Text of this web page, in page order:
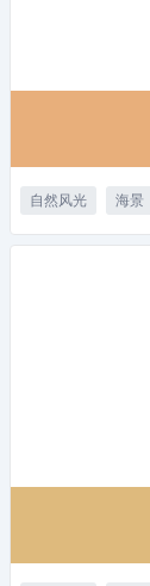
自然风光 海景